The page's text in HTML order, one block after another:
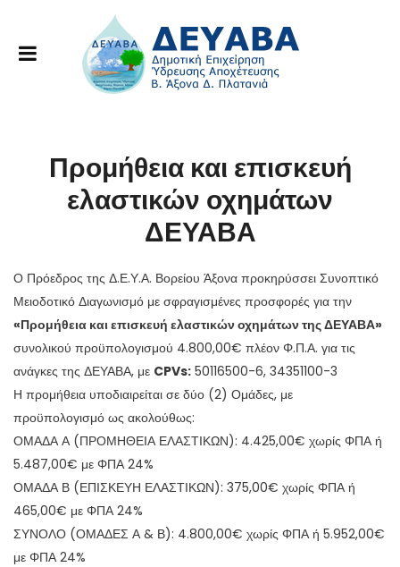
Προμήθεια και επισκευή
ελαστικών οχημάτων
ΔΕΥΑΒΑ
Ο Πρόεδρος της Δ.Ε.Υ.Α. Βορείου Άξονα προκηρύσσει Συνοπτικό
Μειοδοτικό Διαγωνισμό με σφραγισμένες προσφορές για την
«Προμήθεια και επισκευή ελαστικών οχημάτων της ΔΕΥΑΒΑ»
συνολικού προϋπολογισμού 4.800,00€ πλέον Φ.Π.Α. για τις
ανάγκες της ΔΕΥΑΒΑ, με CPVs: 50116500-6, 34351100-3
Η προμήθεια υποδιαιρείται σε δύο (2) Ομάδες, με
προϋπολογισμό ως ακολούθως:
ΟΜΑΔΑ Α (ΠΡΟΜΗΘΕΙΑ ΕΛΑΣΤΙΚΩΝ): 4.425,00€ χωρίς ΦΠΑ ή
5.487,00€ με ΦΠΑ 24%
ΟΜΑΔΑ Β (ΕΠΙΣΚΕΥΗ ΕΛΑΣΤΙΚΩΝ): 375,00€ χωρίς ΦΠΑ ή
465,00€ με ΦΠΑ 24%
ΣΥΝΟΛΟ (ΟΜΑΔΕΣ Α & Β): 4.800,00€ χωρίς ΦΠΑ ή 5.952,00€
με ΦΠΑ 24%